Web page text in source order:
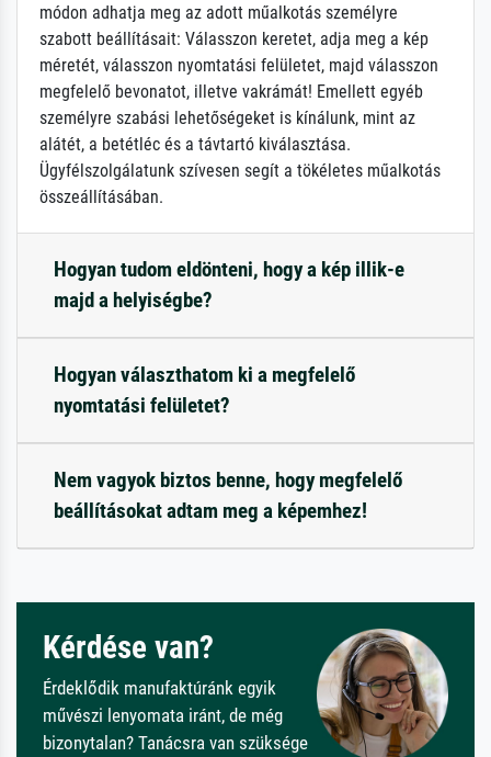
módon adhatja meg az adott műalkotás személyre
szabott beállításait: Válasszon keretet, adja meg a kép
méretét, válasszon nyomtatási felületet, majd válasszon
megfelelő bevonatot, illetve vakrámát! Emellett egyéb
személyre szabási lehetőségeket is kínálunk, mint az
alátét, a betétléc és a távtartó kiválasztása.
Ügyfélszolgálatunk szívesen segít a tökéletes műalkotás
összeállításában.
Hogyan tudom eldönteni, hogy a kép illik-e
majd a helyiségbe?
Hogyan választhatom ki a megfelelő
nyomtatási felületet?
Nem vagyok biztos benne, hogy megfelelő
beállításokat adtam meg a képemhez!
Kérdése van?
Érdeklődik manufaktúránk egyik
művészi lenyomata iránt, de még
bizonytalan? Tanácsra van szüksége